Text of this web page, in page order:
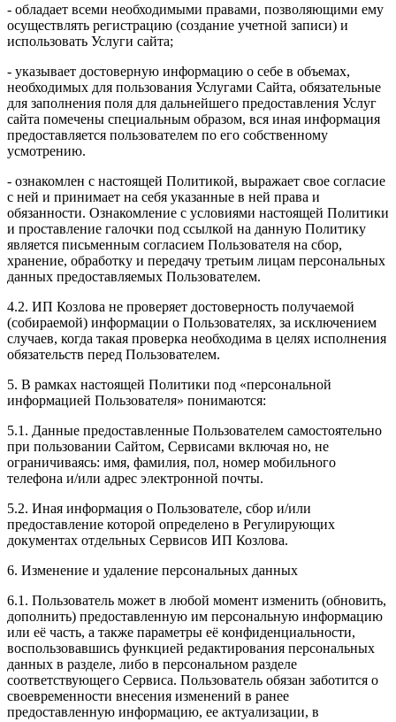
- обладает всеми необходимыми правами, позволяющими ему
осуществлять регистрацию (создание учетной записи) и
использовать Услуги сайта;
- указывает достоверную информацию о себе в объемах,
необходимых для пользования Услугами Сайта, обязательные
для заполнения поля для дальнейшего предоставления Услуг
сайта помечены специальным образом, вся иная информация
предоставляется пользователем по его собственному
усмотрению.
- ознакомлен с настоящей Политикой, выражает свое согласие
с ней и принимает на себя указанные в ней права и
обязанности. Ознакомление с условиями настоящей Политики
и проставление галочки под ссылкой на данную Политику
является письменным согласием Пользователя на сбор,
хранение, обработку и передачу третьим лицам персональных
данных предоставляемых Пользователем.
4.2. ИП Козлова не проверяет достоверность получаемой
(собираемой) информации о Пользователях, за исключением
случаев, когда такая проверка необходима в целях исполнения
обязательств перед Пользователем.
5. В рамках настоящей Политики под «персональной
информацией Пользователя» понимаются:
5.1. Данные предоставленные Пользователем самостоятельно
при пользовании Сайтом, Сервисами включая но, не
ограничиваясь: имя, фамилия, пол, номер мобильного
телефона и/или адрес электронной почты.
5.2. Иная информация о Пользователе, сбор и/или
предоставление которой определено в Регулирующих
документах отдельных Сервисов ИП Козлова.
6. Изменение и удаление персональных данных
6.1. Пользователь может в любой момент изменить (обновить,
дополнить) предоставленную им персональную информацию
или её часть, а также параметры её конфиденциальности,
воспользовавшись функцией редактирования персональных
данных в разделе, либо в персональном разделе
соответствующего Сервиса. Пользователь обязан заботится о
своевременности внесения изменений в ранее
предоставленную информацию, ее актуализации, в